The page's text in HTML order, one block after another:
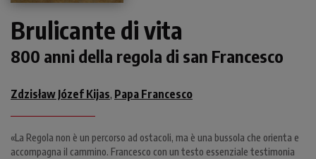
Brulicante di vita
800 anni della regola di san Francesco
Zdzisław Józef Kijas, Papa Francesco
«La Regola non è un percorso ad ostacoli, ma è una bussola che orienta e
accompagna il cammino. Francesco con un testo essenziale testimonia